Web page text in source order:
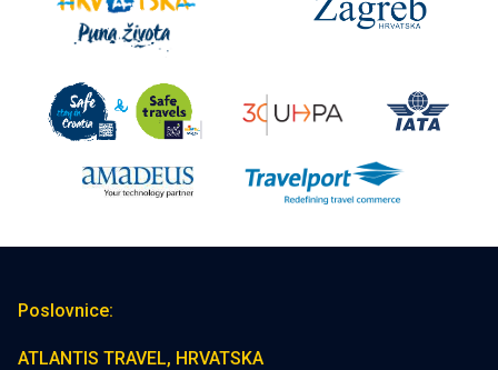
Poslovnice:
ATLANTIS TRAVEL, HRVATSKA